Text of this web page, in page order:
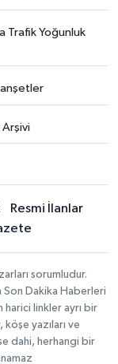
Trafik Yoğunluk
Resmi İlanlar
sorumludur.
Son Dakika Haberleri
harici linkler ayrı bir
köşe yazıları ve
dahi, herhangi bir